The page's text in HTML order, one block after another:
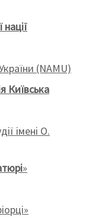
нації
(NAMU)
Київська
імені О.
»